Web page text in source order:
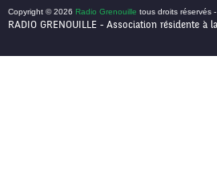
Copyright © 2026 Radio Grenouille tous droits réservés -
RADIO GRENOUILLE - Association résidente